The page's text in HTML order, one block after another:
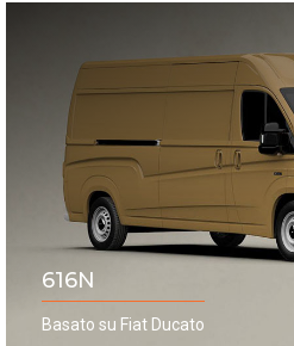
616N
Basato su Fiat Ducato